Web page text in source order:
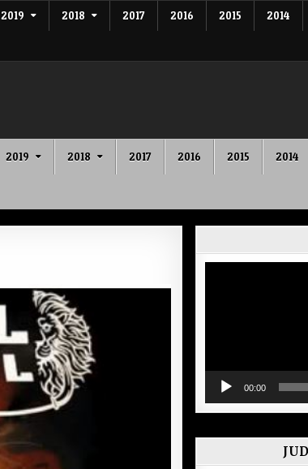
2019 2018 2017 2016 2015 2014
2019 2018 2017 2016 2015 2014
00:00